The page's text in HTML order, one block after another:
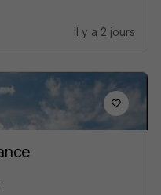
il y a 2 jours